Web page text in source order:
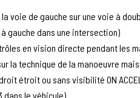
voie de gauche sur une voie à
gauche dans une intersection)
en vision directe pendant les
la technique de la manoeuvre
étroit ou sans visibilité ON
dans le véhicule)